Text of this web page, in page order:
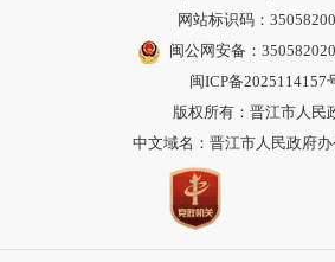
网站标识码：
闽公网安备：
闽ICP备2025114157
版权所有：晋江市人民
中文域名：晋江市人民政府